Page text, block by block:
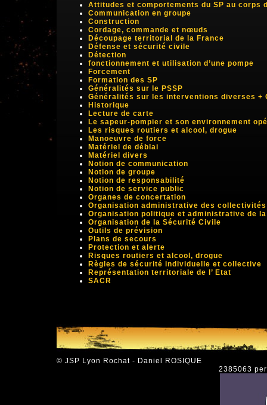
Attitudes et comportements du SP au corps
Communication en groupe
Construction
Cordage, commande et nœuds
Découpage territorial de la France
Défense et sécurité civile
Détection
fonctionnement et utilisation d’une pompe
Forcement
Formation des SP
Généralités sur le PSSP
Généralités sur les interventions diverses +
Historique
Lecture de carte
Le sapeur-pompier et son environnement
Les risques routiers et alcool, drogue
Manoeuvre de force
Matériel de déblai
Matériel divers
Notion de communication
Notion de groupe
Notion de responsabilité
Notion de service public
Organes de concertation
Organisation administrative des
Organisation politique et administrative de
Organisation de la Sécurité Civile
Outils de prévision
Plans de secours
Protection et alerte
Risques routiers et alcool, drogue
Règles de sécurité individuelle et collective
Représentation territoriale de l’ Etat
SACR
© JSP Lyon Rochat - Daniel ROSIQUE
2385063